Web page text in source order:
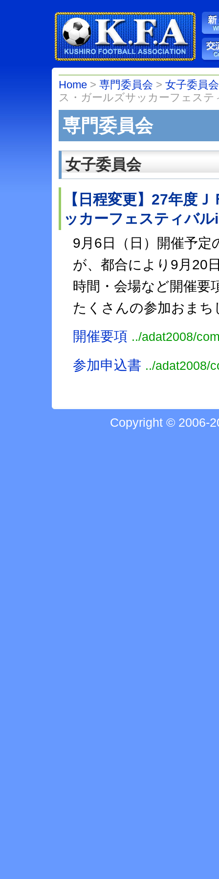
Home >専門委員会 >女子委員会
ス・ガールズサッカーフェステ
専門委員会
女子委員会
【日程変更】27年度
ッカーフェスティバ
9月6日（日）開催予
が、都合により9月
時間・会場など開催要
たくさんの参加おまち
開催要項 ../adat2008/
参加申込書 ../adat2008/
Copyright © 2006-